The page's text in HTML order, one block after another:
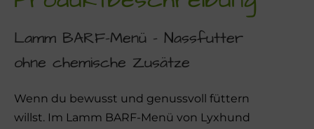
Lamm BARF-Menü – Nassfutter
ohne chemische Zusätze
Wenn du bewusst und genussvoll füttern
willst. Im Lamm BARF-Menü von Lyxhund